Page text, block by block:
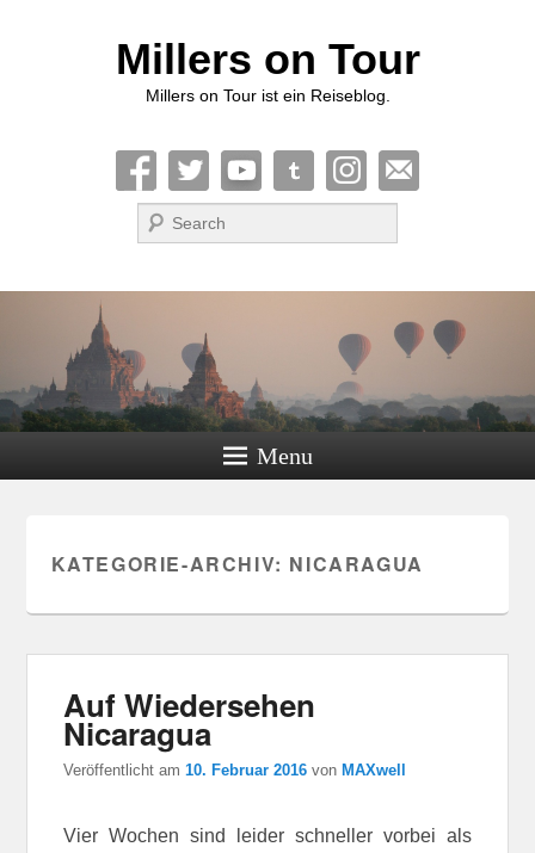
Millers on Tour
Millers on Tour ist ein Reiseblog.
Suche
Menu
KATEGORIE-ARCHIV: NICARAGUA
Auf Wiedersehen
Nicaragua
Veröffentlicht am10. Februar 2016 von MAXwell
Vier Wochen sind leider schneller vorbei als